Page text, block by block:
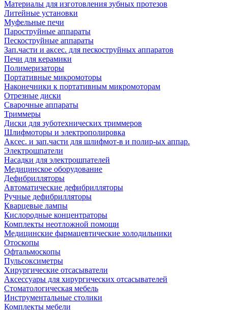
Материалы для изготовления зубных протезов
Литейные установки
Муфельные печи
Пароструйные аппараты
Пескоструйные аппараты
Зап.части и аксес. для пескоструйных аппаратов
Печи для керамики
Полимеризаторы
Портативные микромоторы
Наконечники к портативным микромоторам
Отрезные диски
Сварочные аппараты
Триммеры
Диски для зуботехнических триммеров
Шлифмоторы и электрополировка
Аксес. и зап.части для шлифмот-в и полир-ых аппар.
Электрошпатели
Насадки для электрошпателей
Медицинское оборудование
Дефибрилляторы
Автоматические дефибрилляторы
Ручные дефибрилляторы
Кварцевые лампы
Кислородные концентраторы
Комплекты неотложной помощи
Медицинские фармацевтические холодильники
Отоскопы
Офтальмоскопы
Пульсоксиметры
Хирургические отсасыватели
Аксессуары для хирургических отсасывателей
Стоматологическая мебель
Инструментальные столики
Комплекты мебели